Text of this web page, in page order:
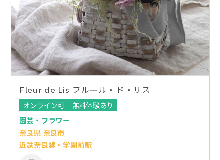
Fleur de Lis フルール・ド・リス
オンライン可
無料体験あり
園芸・フラワー
奈良県 奈良市
近鉄奈良線・学園前駅